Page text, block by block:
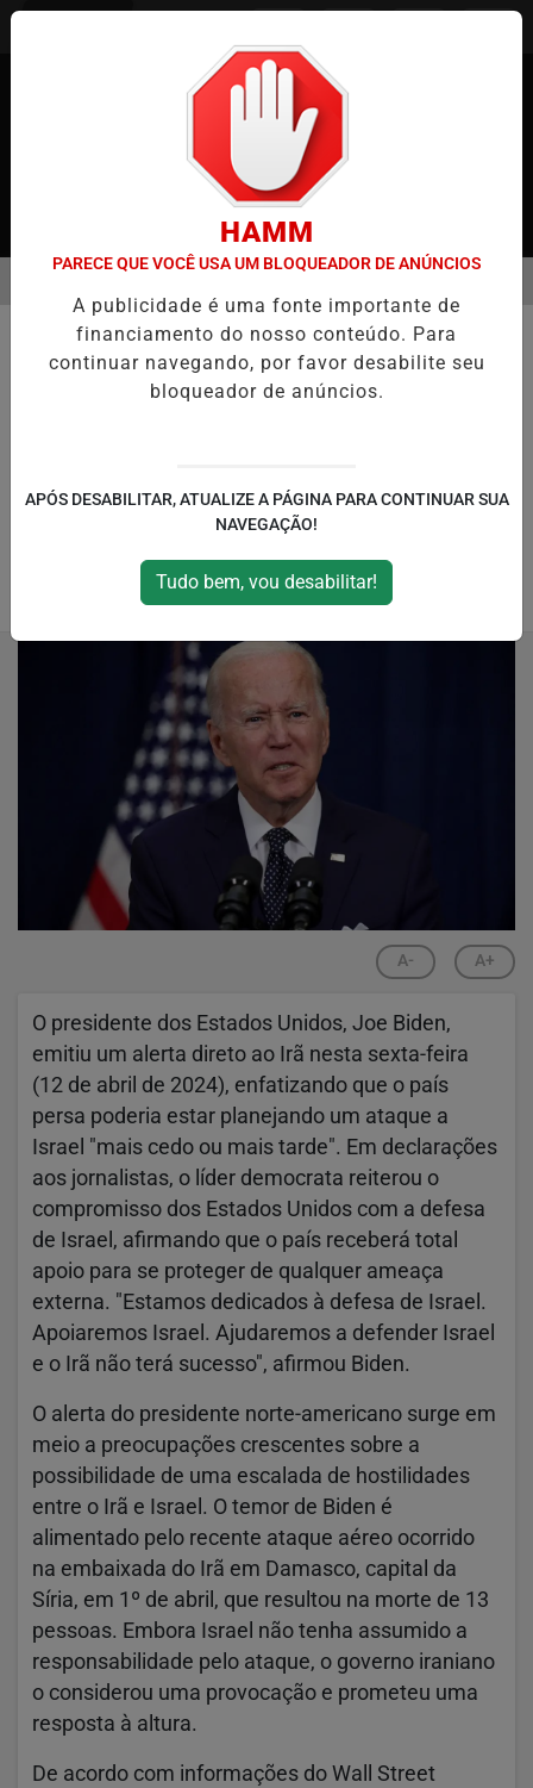
EM ALTA
MUNDO
"Não façam isso" alertou o
presidente dos EUA ao Irã
sobre a possibilidade de uma escalada de
hostilidades entre o Irã e Israel.
RPJNews
13/04/2024 07:45
A- A+
O presidente dos Estados Unidos, Joe Biden,
emitiu um alerta direto ao Irã nesta sexta-feira
(12 de abril de 2024), enfatizando que o país
persa poderia estar planejando um ataque a
Israel "mais cedo ou mais tarde". Em declarações
aos jornalistas, o líder democrata reiterou o
compromisso dos Estados Unidos com a defesa
de Israel, afirmando que o país receberá total
apoio para se proteger de qualquer ameaça
externa. "Estamos dedicados à defesa de Israel.
Apoiaremos Israel. Ajudaremos a defender Israel
e o Irã não terá sucesso", afirmou Biden.
O alerta do presidente norte-americano surge em
meio a preocupações crescentes sobre a
possibilidade de uma escalada de hostilidades
entre o Irã e Israel. O temor de Biden é
alimentado pelo recente ataque aéreo ocorrido
na embaixada do Irã em Damasco, capital da
Síria, em 1º de abril, que resultou na morte de 13
pessoas. Embora Israel não tenha assumido a
responsabilidade pelo ataque, o governo iraniano
o considerou uma provocação e prometeu uma
resposta à altura.
De acordo com informações do Wall Street
HAMM
PARECE QUE VOCÊ USA UM BLOQUEADOR DE ANÚNCIOS
A publicidade é uma fonte importante de
financiamento do nosso conteúdo. Para
continuar navegando, por favor desabilite seu
bloqueador de anúncios.
APÓS DESABILITAR, ATUALIZE A PÁGINA PARA CONTINUAR SUA
NAVEGAÇÃO!
Tudo bem, vou desabilitar!